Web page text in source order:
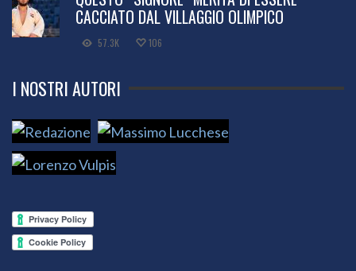
CACCIATO DAL VILLAGGIO OLIMPICO
57.3K 106
I NOSTRI AUTORI